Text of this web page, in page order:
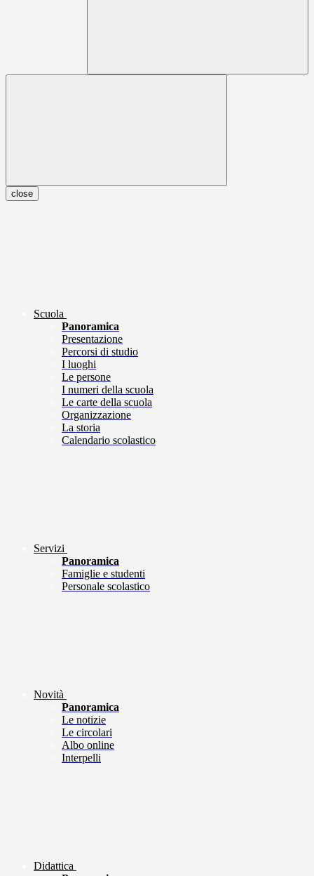
close
Scuola
Panoramica
Presentazione
Percorsi di studio
I luoghi
Le persone
I numeri della scuola
Le carte della scuola
Organizzazione
La storia
Calendario scolastico
Servizi
Panoramica
Famiglie e studenti
Personale scolastico
Novità
Panoramica
Le notizie
Le circolari
Albo online
Interpelli
Didattica